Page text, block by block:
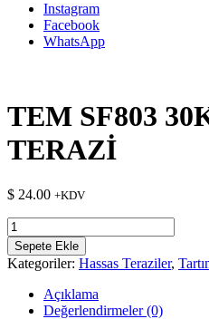
Instagram
Facebook
WhatsApp
TEM SF803
TERAZİ
$ 24.00 +KDV
TEM
SF803
30KG
HASSAS
TERAZİ
adet
Sepete Ekle
Kategoriler: Hassas Teraziler,
Açıklama
Değerlendirmeler (0)